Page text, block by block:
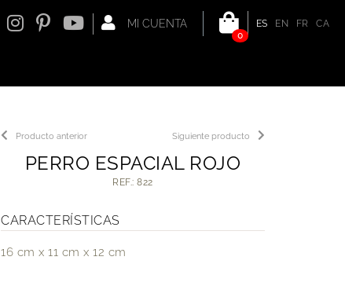
ES EN FR
CA
0
MI CUENTA
Siguiente producto
Producto anterior
PERRO ESPACIAL ROJO
REF.: 822
CARACTERÍSTICAS
16 cm x 11 cm x 12 cm